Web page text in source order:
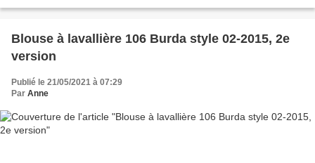
Blouse à lavallière 106 Burda style 02-2015, 2e
version
Publié le 21/05/2021 à 07:29
Par Anne